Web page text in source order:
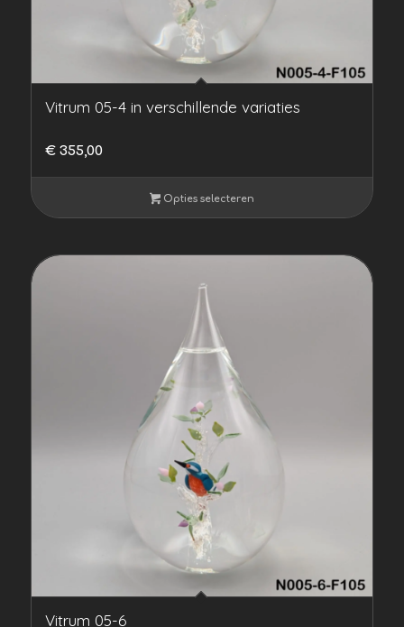
Vitrum 05-4 in verschillende variaties
€355,00
Opties selecteren
Vitrum 05-6